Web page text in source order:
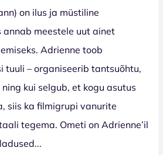
on ilus ja müstiline
meestele uut ainet
Adrienne toob
tuuli – organiseerib tantsuõhtu,
kui selgub, et kogu asutus
siis ka filmigrupi vanurite
tegema. Ometi on Adrienne’il